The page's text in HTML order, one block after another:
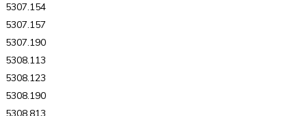
5307.154
5307.157
5307.190
5308.113
5308.123
5308.190